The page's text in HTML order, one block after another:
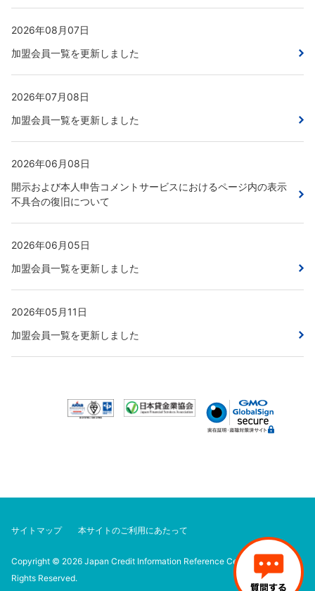
2026年08月07日
加盟会員一覧を更新しました
2026年07月08日
加盟会員一覧を更新しました
2026年06月08日
開示および本人申告コメントサービスにおけるページ内の表示
不具合の復旧について
2026年06月05日
加盟会員一覧を更新しました
2026年05月11日
加盟会員一覧を更新しました
サイトマップ 本サイトのご利用にあたって
Copyright © 2026 Japan Credit Information Reference Center Corp. All
Rights Reserved.